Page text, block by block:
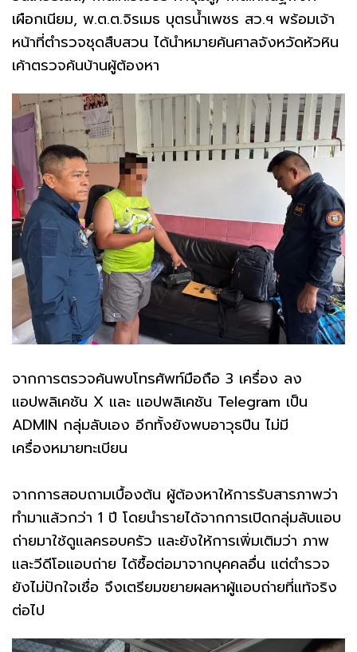
เผือกเนียม, พ.ต.ต.จิรเมธ บุตรน้ำเพชร สว.ฯ พร้อมเจ้า
หน้าที่ตำรวจชุดสืบสวน ได้นำหมายค้นศาลจังหวัดหัวหิน
เค้าตรวจค้นบ้านผู้ต้องหา
จากการตรวจค้นพบโทรศัพท์มือถือ 3 เครื่อง ลง
แอปพลิเคชัน X และ แอปพลิเคชัน Telegram เป็น
ADMIN กลุ่มลับเอง อีกทั้งยังพบอาวุธปืน ไม่มี
เครื่องหมายทะเบียน
จากการสอบถามเบื้องต้น ผู้ต้องหาให้การรับสารภาพว่า
ทำมาแล้วกว่า 1 ปี โดยนำรายได้จากการเปิดกลุ่มลับแอบ
ถ่ายมาใช้ดูแลครอบครัว และยังให้การเพิ่มเติมว่า ภาพ
และวีดีโอแอบถ่าย ได้ซื้อต่อมาจากบุคคลอื่น แต่ตำรวจ
ยังไม่ปักใจเชื่อ จึงเตรียมขยายผลหาผู้แอบถ่ายที่แท้จริง
ต่อไป